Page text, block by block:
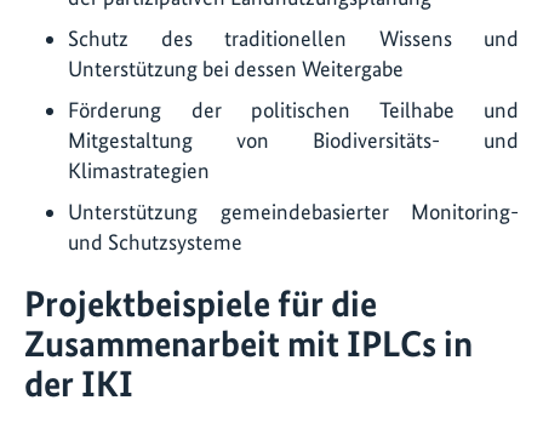
Schutz des traditionellen Wissens und
Unterstützung bei dessen Weitergabe
Förderung der politischen Teilhabe und
Mitgestaltung von Biodiversitäts- und
Klimastrategien
Unterstützung gemeindebasierter Monitoring-
und Schutzsysteme
Projektbeispiele für die
Zusammenarbeit mit IPLCs in
der IKI